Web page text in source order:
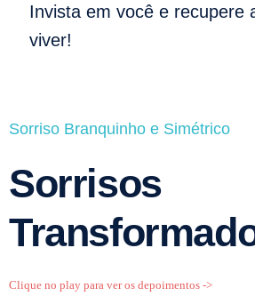
Invista em você e recupere
viver!
Sorriso Branquinho e Simétrico
Sorrisos
Clique no play para ver os depoimentos ->